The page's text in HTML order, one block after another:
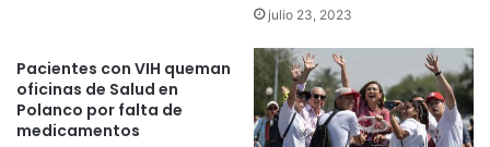
julio 23, 2023
Pacientes con VIH queman
oficinas de Salud en
Polanco por falta de
medicamentos